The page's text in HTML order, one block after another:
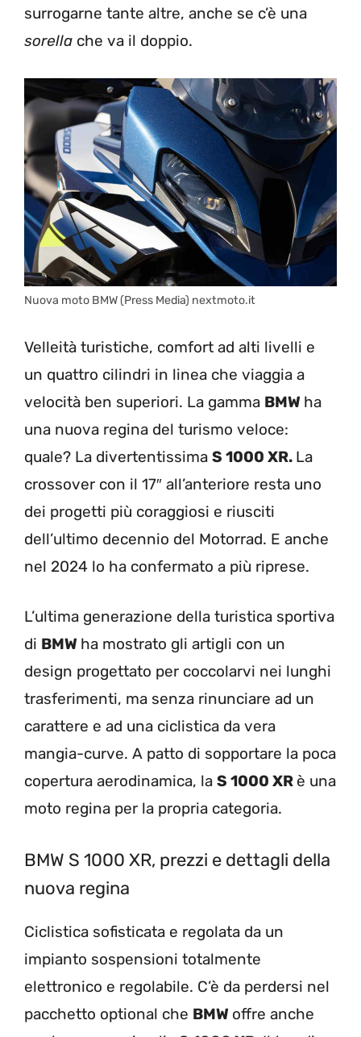
surrogarne tante altre, anche se c’è una
sorella che va il doppio.
Nuova moto BMW (Press Media) nextmoto.it
Velleità turistiche, comfort ad alti livelli e
un quattro cilindri in linea che viaggia a
velocità ben superiori. La gamma BMW ha
una nuova regina del turismo veloce:
quale? La divertentissima S 1000 XR. La
crossover con il 17″ all’anteriore resta uno
dei progetti più coraggiosi e riusciti
dell’ultimo decennio del Motorrad. E anche
nel 2024 lo ha confermato a più riprese.
L’ultima generazione della turistica sportiva
di BMW ha mostrato gli artigli con un
design progettato per coccolarvi nei lunghi
trasferimenti, ma senza rinunciare ad un
carattere e ad una ciclistica da vera
mangia-curve. A patto di sopportare la poca
copertura aerodinamica, la S 1000 XR è una
moto regina per la propria categoria.
BMW S 1000 XR, prezzi e dettagli della
nuova regina
Ciclistica sofisticata e regolata da un
impianto sospensioni totalmente
elettronico e regolabile. C’è da perdersi nel
pacchetto optional che BMW offre anche